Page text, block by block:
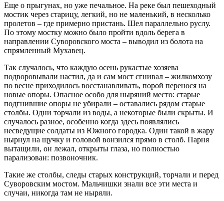
Еще о прыгунах, но уже печальное. На реке был пешеходный
мостик через старицу, легкий, но не маленький, в несколько
пролетов – где примерно пристань. Шел параллельно руслу.
По этому мостку можно было пройти вдоль берега в
направлении Суворовского моста – выводил из болота на
спрямленный Мухавец.
Так случалось, что каждую осень рукастые хозяева
подворовывали настил, да и сам мост сгнивал – жилкомхозу
по весне приходилось восстанавливать, порой перенося на
новые опоры. Опасное особо для ныряний место: старые
подгнившие опоры не убирали – оставались рядом старые
столбы. Одни торчали из воды, а некоторые были скрыты. И
случалось разное, особенно когда здесь появлялись
несведущие солдаты из Южного городка. Один такой в жару
нырнул на щучку и головой вонзился прямо в столб. Парня
вытащили, он лежал, открыты глаза, но полностью
парализован: позвоночник.
Такие же столбы, следы старых конструкций, торчали и перед
Суворовским мостом. Мальчишки знали все эти места и
случаи, никогда там не ныряли.